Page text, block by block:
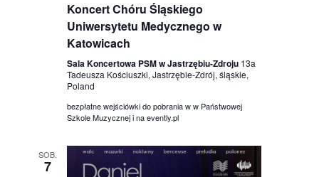
Koncert Chóru Śląskiego
Uniwersytetu Medycznego w
Katowicach
Sala Koncertowa PSM w Jastrzębiu-Zdroju 13a
Tadeusza Kościuszki, Jastrzębie-Zdrój, śląskie,
Poland
bezpłatne wejściówki do pobrania w w Państwowej
Szkole Muzycznej i na evently.pl
SOB.
7